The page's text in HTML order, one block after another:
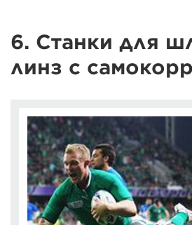
6. Станки для
линз с